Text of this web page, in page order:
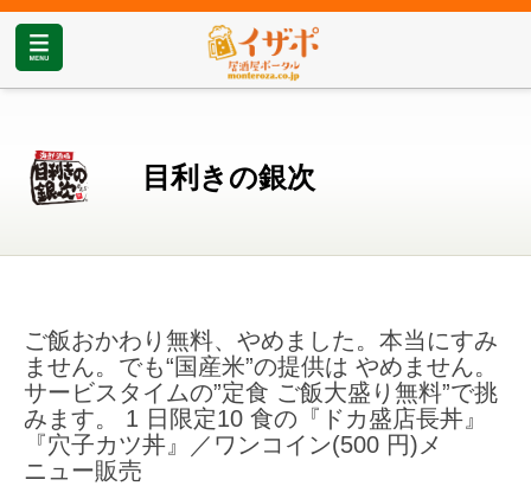
目利きの銀次
ご飯おかわり無料、やめました。本当にすみ
ません。でも“国産⽶”の提供は やめません。
サービスタイムの”定⾷ ご飯⼤盛り無料”で挑
みます。 1 ⽇限定10 ⾷の『ドカ盛店⻑丼』
『⽳⼦カツ丼』／ワンコイン(500 円)メ
ニュー販売